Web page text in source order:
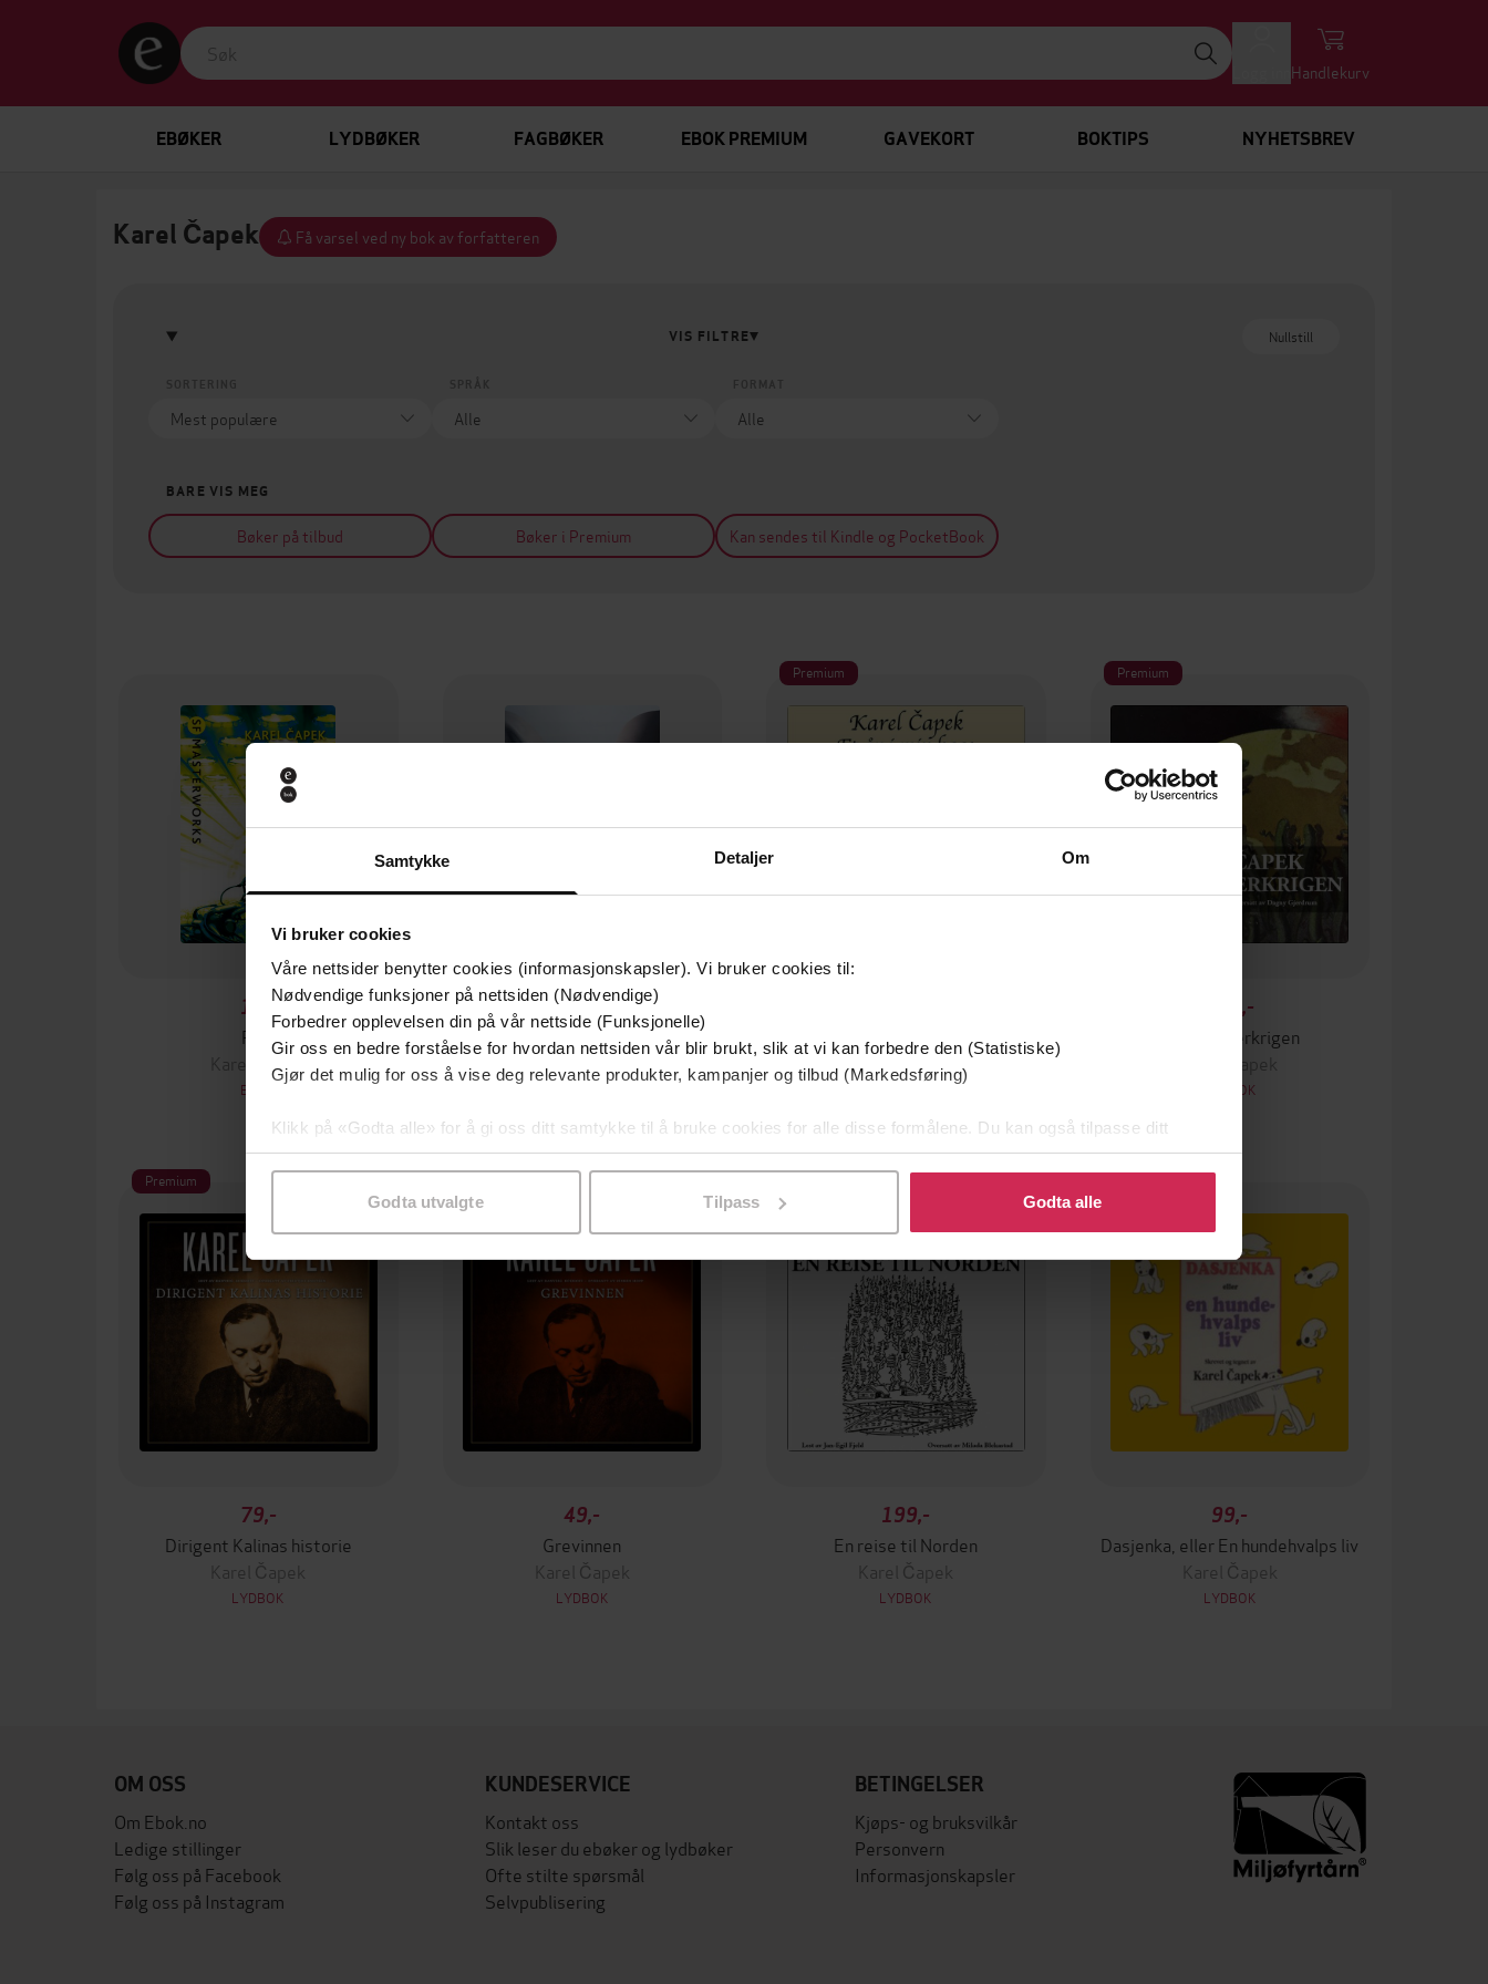
Samtykke Detaljer Om
Vi bruker cookies
Våre nettsider benytter cookies (informasjonskapsler). Vi bruker cookies til:
Nødvendige funksjoner på nettsiden (Nødvendige)
Forbedrer opplevelsen din på vår nettside (Funksjonelle)
Gir oss en bedre forståelse for hvordan nettsiden vår blir brukt, slik at vi kan forbedre den (Statistiske)
Gjør det mulig for oss å vise deg relevante produkter, kampanjer og tilbud (Markedsføring)
Klikk på «Godta alle» for å gi oss ditt samtykke til å bruke cookies for alle disse formålene. Du kan også tilpasse ditt
samtykke til spesifikke formål ved å klikke på «Tilpass». Du kan når som helst trekke tilbake eller endre ditt samtykke.
Godta utvalgte Tilpass Godta alle
Handlekurv
EBØKER LYDBØKER FAGBØKER EBOK PREMIUM GAVEKORT BOKTIPS NYHETSBREV
Karel Čapek Få varsel ved ny bok av forfatteren
VIS FILTRE Nullstill
BARE VIS MEG
Bøker på tilbud Bøker i Premium Kan sendes til Kindle og PocketBook
12,-
RUR
Karel Čapek
EBOK
23,-
War with the Newts
Karel Čapek
Premium
Et år i min hage
Karel Čapek
Premium
199,-
Salamanderkrigen
Karel Čapek
LYDBOK
Premium
79,-
Dirigent Kalinas historie
Karel Čapek
LYDBOK
49,-
Grevinnen
Karel Čapek
LYDBOK
199,-
En reise til Norden
Karel Čapek
LYDBOK
99,-
Dasjenka, eller En hundehvalps liv
Karel Čapek
LYDBOK
OM OSS
Om Ebok.no
Ledige stillinger
Følg oss på Facebook
Følg oss på Instagram
KUNDESERVICE
Kontakt oss
Slik leser du ebøker og lydbøker
Ofte stilte spørsmål
Selvpublisering
BETINGELSER
Kjøps- og bruksvilkår
Personvern
Informasjonskapsler